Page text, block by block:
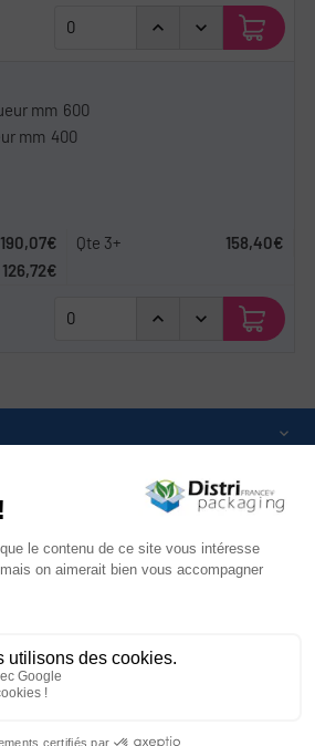
600
400
190,07€
158,40€
126,72€

Facebook